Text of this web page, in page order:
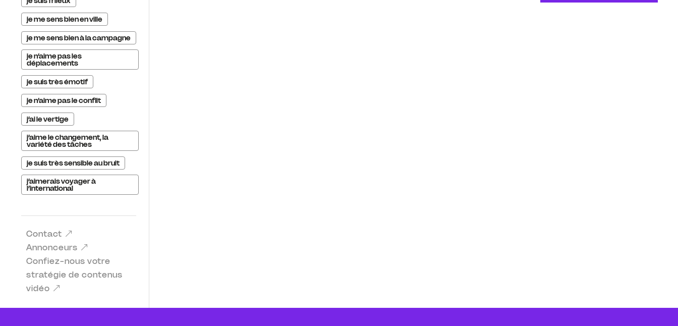
je me sens bien en ville
je me sens bien à la campagne
je n’aime pas les
déplacements
je suis très émotif
je n’aime pas le conflit
j’ai le vertige
j’aime le changement, la
variété des tâches
je suis très sensible au bruit
j’aimerais voyager à
l’international
Contact
Annonceurs
Confiez-nous votre
stratégie de contenus
vidéo